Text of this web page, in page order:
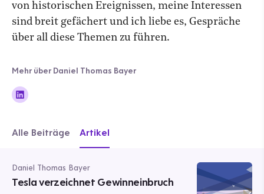
von historischen Ereignissen, meine Interessen
sind breit gefächert und ich liebe es, Gespräche
über all diese Themen zu führen.
Mehr über Daniel Thomas Bayer
Alle Beiträge Artikel
Daniel Thomas Bayer
Tesla verzeichnet Gewinneinbruch